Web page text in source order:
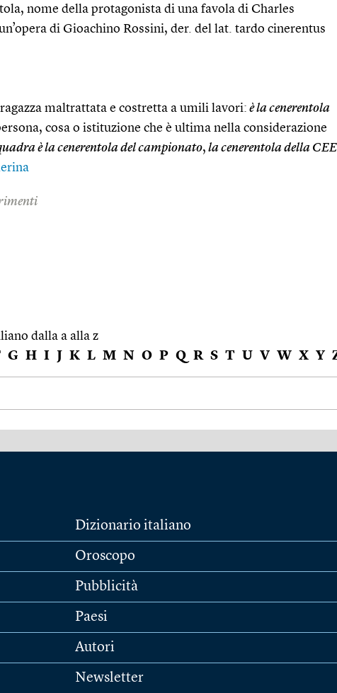
nome della protagonista di una favola di Charles
di Gioachino Rossini, der. del lat. tardo cinerentus
maltrattata e costretta a umili lavori: è la cenerentola
cosa o istituzione che è ultima nella considerazione
è la cenerentola del campionato, la cenerentola della CEE
dalla a alla z
G H I J K L M N O P Q R S T U V W X Y
Dizionario italiano
Oroscopo
Pubblicità
Paesi
Autori
Newsletter